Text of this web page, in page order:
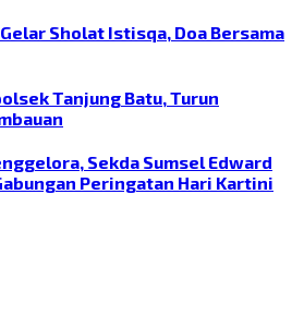
Sholat Istisqa, Doa Bersama
Tanjung Batu, Turun
Sekda Sumsel Edward
Peringatan Hari Kartini